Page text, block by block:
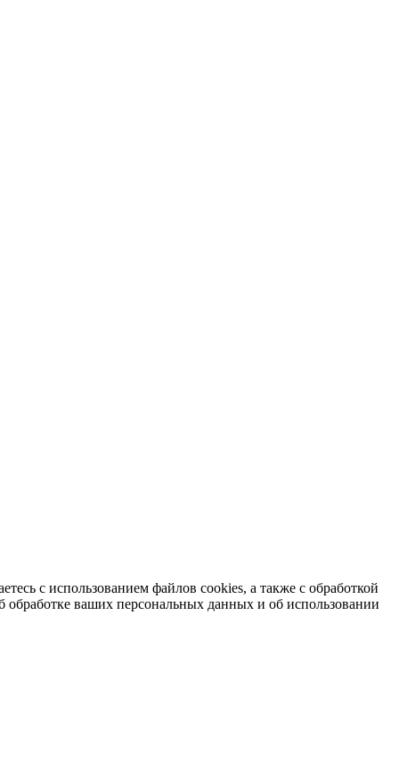
с использованием файлов cookies, а также с обработкой
ваших персональных данных и об использовании